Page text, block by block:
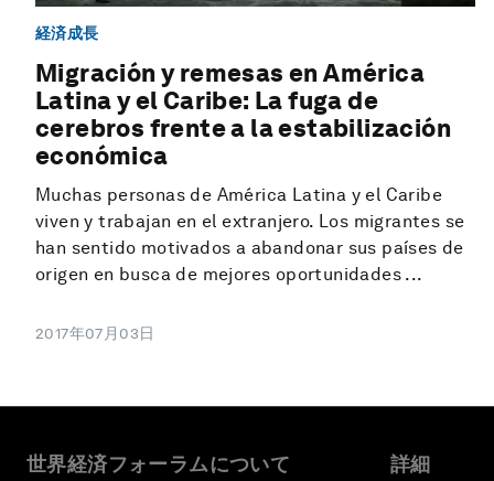
経済成長
Migración y remesas en América
Latina y el Caribe: La fuga de
cerebros frente a la estabilización
económica
Muchas personas de América Latina y el Caribe
viven y trabajan en el extranjero. Los migrantes se
han sentido motivados a abandonar sus países de
origen en busca de mejores oportunidades ...
2017年07月03日
世界経済フォーラムについて 詳細